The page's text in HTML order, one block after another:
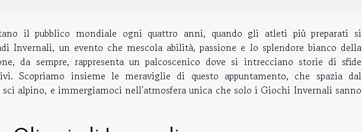
il pubblico mondiale ogni quattro anni, quando gli atleti più preparati si
Invernali, un evento che mescola abilità, passione e lo splendore bianco della
da sempre, rappresenta un palcoscenico dove si intrecciano storie di sfide
Scopriamo insieme le meraviglie di questo appuntamento, che spazia dal
alpino, e immergiamoci nell'atmosfera unica che solo i Giochi Invernali sanno